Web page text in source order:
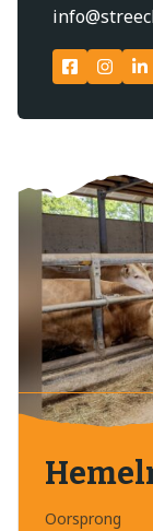
Oorsprong